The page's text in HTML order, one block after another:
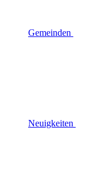
Gemeinden
Neuigkeiten